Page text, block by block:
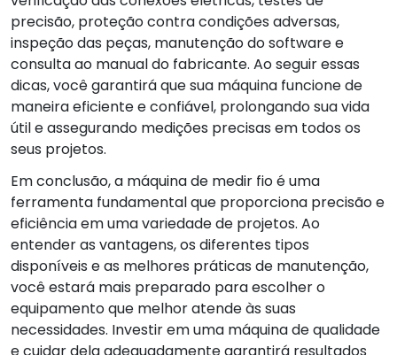
precisão, proteção contra condições adversas,
inspeção das peças, manutenção do software e
consulta ao manual do fabricante. Ao seguir essas
dicas, você garantirá que sua máquina funcione de
maneira eficiente e confiável, prolongando sua vida
útil e assegurando medições precisas em todos os
seus projetos.
Em conclusão, a máquina de medir fio é uma
ferramenta fundamental que proporciona precisão e
eficiência em uma variedade de projetos. Ao
entender as vantagens, os diferentes tipos
disponíveis e as melhores práticas de manutenção,
você estará mais preparado para escolher o
equipamento que melhor atende às suas
necessidades. Investir em uma máquina de qualidade
e cuidar dela adequadamente garantirá resultados